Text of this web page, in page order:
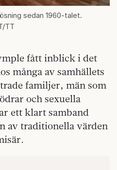
sedan 1960-talet.
TT
fått inblick i det
många av samhällets
familjer, män som
och sexuella
ett klart samband
av traditionella värden